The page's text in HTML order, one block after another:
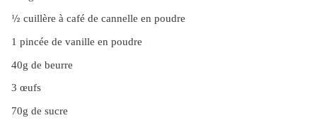
½ cuillère à café de cannelle en poudre
1 pincée de vanille en poudre
40g de beurre
3 œufs
70g de sucre